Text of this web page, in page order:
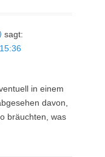
sagt:
in einem
davon,
bräuchten, was